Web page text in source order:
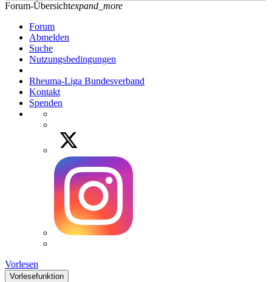
Forum-Übersichtexpand_more
Forum
Abmelden
Suche
Nutzungsbedingungen
Rheuma-Liga Bundesverband
Kontakt
Spenden
Vorlesen
Vorlesefunktion